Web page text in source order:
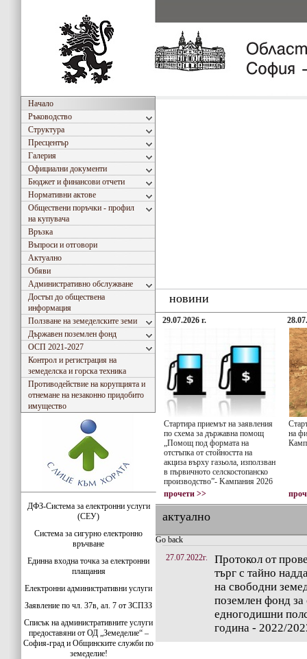
Начало
Ръководство
Структура
Пресцентър
Галерия
Официални документи
Бюджет и финансови отчети
Нормативни актове
Обществени поръчки - профил
на купувача
Връзка
Въпроси и отговори
Актуално
Обяви
Административно обслужване
Достъп до обществена
информация
Ползване на земеделските земи
Държавен поземлен фонд
ОСП 2021-2027
Контрол и регистрация на
земеделска и горска техника
Противодействие на корупцията и
отнемане на незаконно придобито
имущество
ДФЗ-Система за електронни услуги
(СЕУ)
Система за сигурно електронно
връчване
Единна входна точка за електронни
плащания
Електронни административни услуги
Заявление по чл. 37в, ал. 7 от ЗСПЗЗ
Списък на административните услуги
предоставяни от ОД „Земеделие“ –
София-град и Общинските служби по
земеделие!
новини
29.07.2026 г.
Стартира приемът на заявления
по схема за държавна помощ
„Помощ под формата на
отстъпка от стойността на
акциза върху газьола, използван
в първичното селскостопанско
производство”- Kампания 2026
прочети >>
на
актуално
Go back
27.07.2022г.
Протокол от
търг с тайно
на свободни
поземлен фонд за
едногодишни
година - 2022/